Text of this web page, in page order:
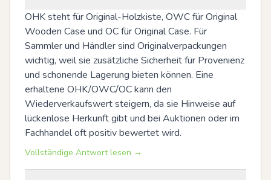
OHK steht für Original-Holzkiste, OWC für Original
Wooden Case und OC für Original Case. Für
Sammler und Händler sind Originalverpackungen
wichtig, weil sie zusätzliche Sicherheit für Provenienz
und schonende Lagerung bieten können. Eine
erhaltene OHK/OWC/OC kann den
Wiederverkaufswert steigern, da sie Hinweise auf
lückenlose Herkunft gibt und bei Auktionen oder im
Fachhandel oft positiv bewertet wird.
Vollständige Antwort lesen →